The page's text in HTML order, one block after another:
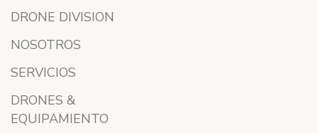
DRONE DIVISION
NOSOTROS
SERVICIOS
DRONES &
EQUIPAMIENTO